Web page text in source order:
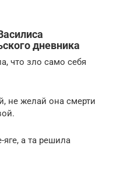
дневника
что зло само себя
не желай она смерти
а та решила